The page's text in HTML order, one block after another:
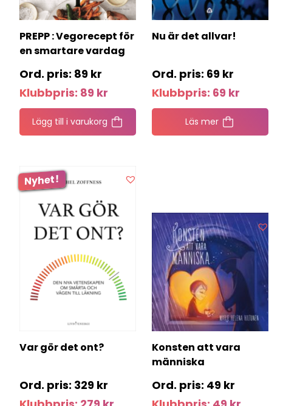
PREPP : Vegorecept för
en smartare vardag
89 kr
Klubbpris: 89 kr
Lägg till i varukorg
Nu är det allvar!
69 kr
Klubbpris: 69 kr
Läs mer
Var gör det ont?
329 kr
Konsten att vara
människa
49 kr